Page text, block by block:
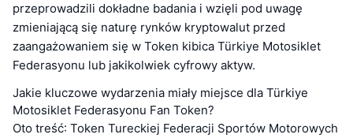
przeprowadzili dokładne badania i wzięli pod uwagę
zmieniającą się naturę rynków kryptowalut przed
zaangażowaniem się w Token kibica Türkiye Motosiklet
Federasyonu lub jakikolwiek cyfrowy aktyw.
Jakie kluczowe wydarzenia miały miejsce dla Türkiye
Motosiklet Federasyonu Fan Token?
Oto treść: Token Tureckiej Federacji Sportów Motorowych